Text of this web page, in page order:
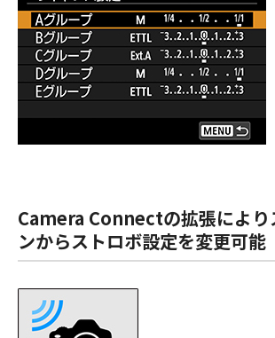
Camera Connectの拡張により
ンからストロボ設定を変更可能